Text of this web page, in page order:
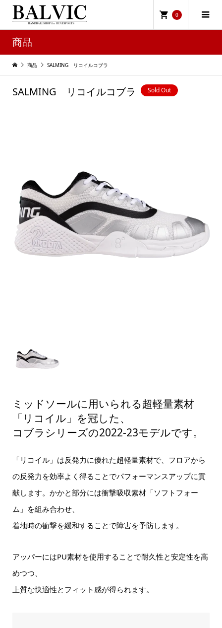
0
商品
商品 SALMING リコイルコブラ
SALMING リコイルコブラ Sold Out
ミッドソールに用いられる超軽量素材
「リコイル」を冠した、
コブラシリーズの2022-23モデルです。
「リコイル」は反発力に優れた超軽量素材で、フロアから
の反発力を効率よく得ることでパフォーマンスアップに貢
献します。かかと部分には衝撃吸収素材「ソフトフォー
ム」を組み合わせ、
着地時の衝撃を緩和することで障害を予防します。
アッパーにはPU素材を使用することで耐久性と安定性を高
めつつ、
上質な快適性とフィット感が得られます。